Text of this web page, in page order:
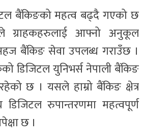
बैंकिङको महत्व बढ्दै गएको छ
ग्राहकहरुलाई आफ्नो अनुकूल
बैंकिङ सेवा उपलब्ध गराउँछ ।
डिजिटल युनिभर्स नेपाली बैंकिङ
रहेको छ । यसले हाम्रो बैंकिङ क्षेत्र
रुपान्तरणमा महत्वपूर्ण
छ ।